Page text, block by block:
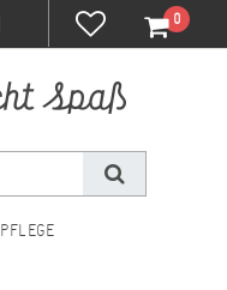
0
PFLEGE